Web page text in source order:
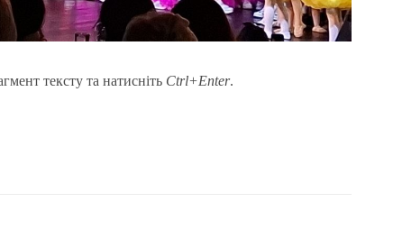
тексту та натисніть Ctrl+Enter.